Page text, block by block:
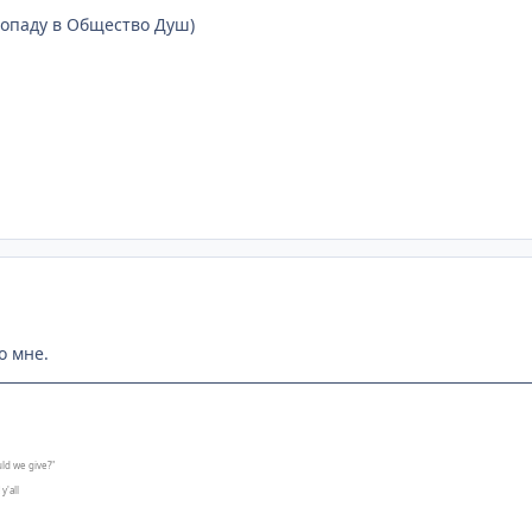
в Общество Душ)
мне.
we give?"
y'all